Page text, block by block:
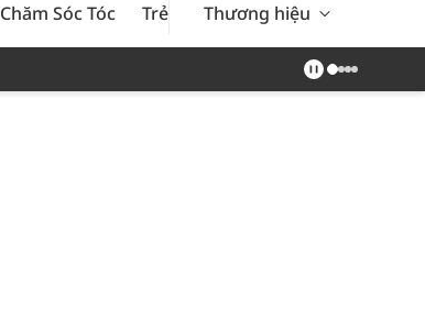
Chăm Sóc Tóc Trẻ Em Nam Giới Chăm Sóc
Thương hiệu